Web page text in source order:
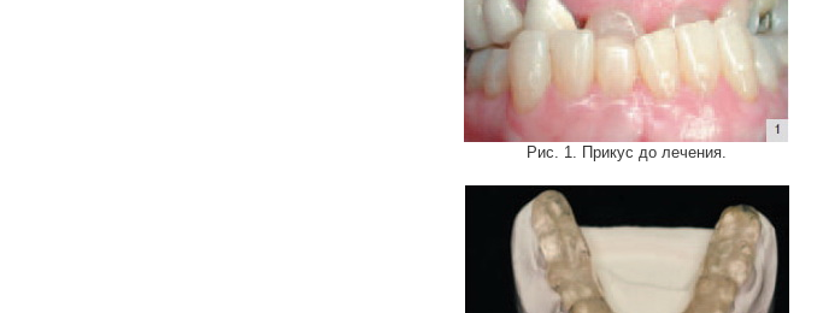
Рис. 1. Прикус до лечения.